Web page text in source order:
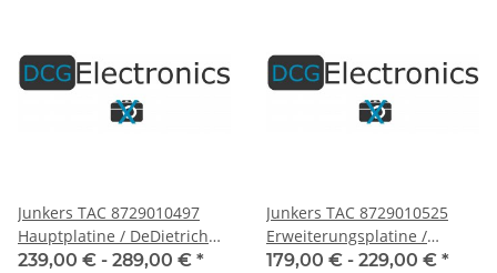
Junkers TAC 8729010497
Hauptplatine / DeDietrich
8368-5151
239,00 € - 289,00 € *
Junkers TAC 8729010525
Erweiterungsplatine /
DeDietrich 8368-5155
179,00 € - 229,00 € *